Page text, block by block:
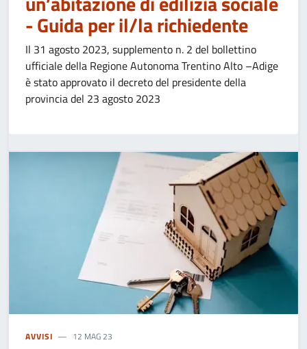
- Guida per il/la richiedente
Il 31 agosto 2023, supplemento n. 2 del bollettino
ufficiale della Regione Autonoma Trentino Alto –Adige
è stato approvato il decreto del presidente della
provincia del 23 agosto 2023
AVVISI 12 MAG 23